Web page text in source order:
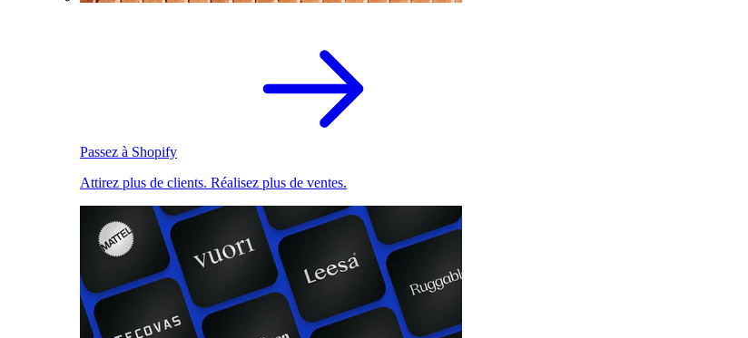
Passez à Shopify
Attirez plus de clients. Réalisez plus de ventes.